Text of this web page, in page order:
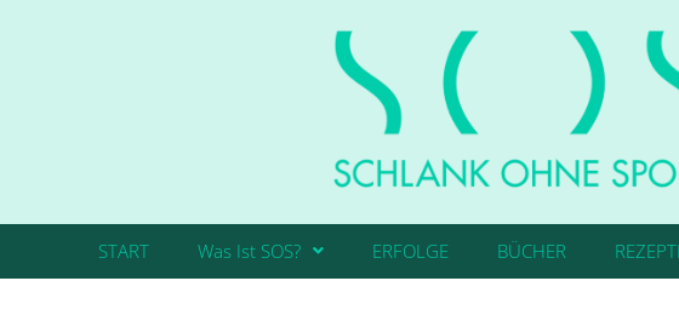
START Was Ist SOS? ERFOLGE BÜCHER